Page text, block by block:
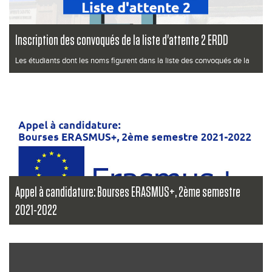
Inscription des convoqués de la liste d'attente 2 ERDD
Les étudiants dont les noms figurent dans la liste des convoqués de la
liste d'a...
Appel à candidature: Bourses ERASMUS+, 2ème semestre
2021-2022